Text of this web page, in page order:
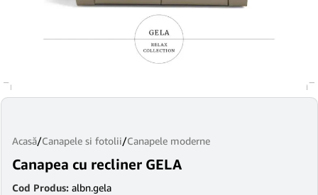
Acasă/Canapele si fotolii/Canapele moderne
Canapea cu recliner GELA
Cod Produs: albn.gela